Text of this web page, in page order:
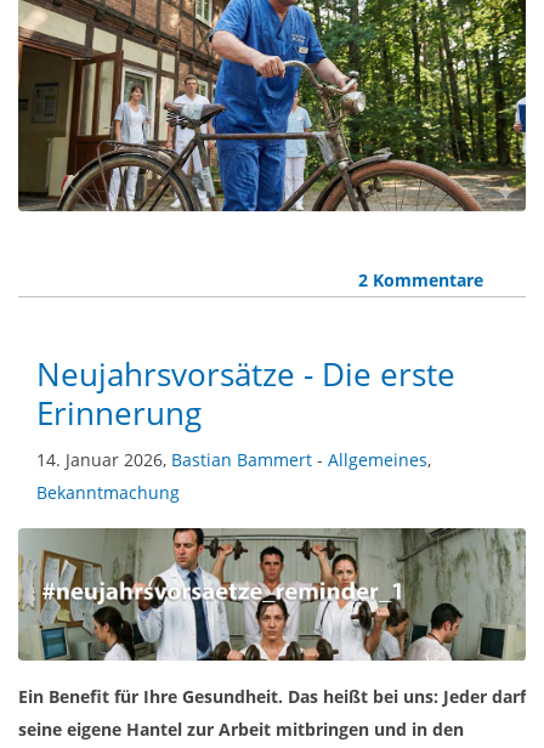
2 Kommentare
Neujahrsvorsätze - Die erste
Erinnerung
14. Januar 2026, Bastian Bammert - Allgemeines,
Bekanntmachung
Ein Benefit für Ihre Gesundheit. Das heißt bei uns: Jeder darf
seine eigene Hantel zur Arbeit mitbringen und in den